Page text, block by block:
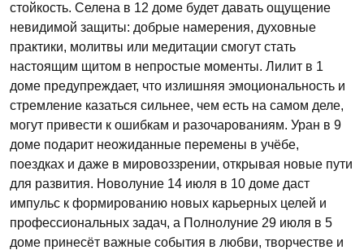
стойкость. Селена в 12 доме будет давать ощущение
невидимой защиты: добрые намерения, духовные
практики, молитвы или медитации смогут стать
настоящим щитом в непростые моменты. Лилит в 1
доме предупреждает, что излишняя эмоциональность и
стремление казаться сильнее, чем есть на самом деле,
могут привести к ошибкам и разочарованиям. Уран в 9
доме подарит неожиданные перемены в учёбе,
поездках и даже в мировоззрении, открывая новые пути
для развития. Новолуние 14 июля в 10 доме даст
импульс к формированию новых карьерных целей и
профессиональных задач, а Полнолуние 29 июля в 5
доме принесёт важные события в любви, творчестве и